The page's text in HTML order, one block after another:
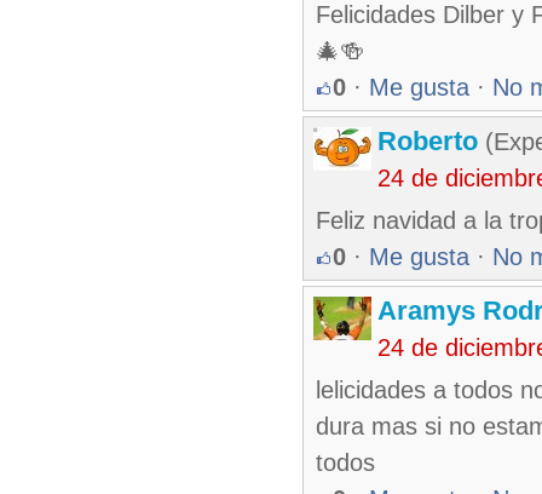
Felicidades Dilber y
🎄🍻
0 · Me gusta · No
Roberto
24 de
Feliz navidad a la
0 · Me gusta · No
Aramys
24 de
lelicidades a todos
dura mas si no
todos